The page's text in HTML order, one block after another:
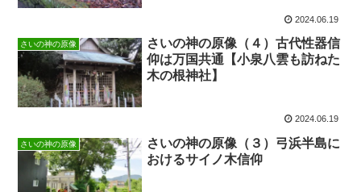
2024.06.19
さいの神の原像
さいの神の原像（４）古代性器信
仰は万国共通【小泉八雲も訪ねた
木の根神社】
2024.06.19
さいの神の原像
さいの神の原像（３）弓浜半島に
おけるサイノ木信仰